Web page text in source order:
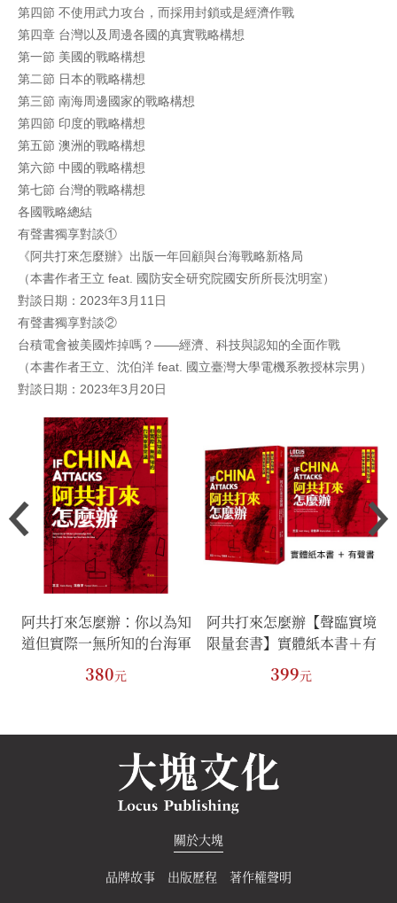
第四節 不使用武力攻台，而採用封鎖或是經濟作戰
第四章 台灣以及周邊各國的真實戰略構想
第一節 美國的戰略構想
第二節 日本的戰略構想
第三節 南海周邊國家的戰略構想
第四節 印度的戰略構想
第五節 澳洲的戰略構想
第六節 中國的戰略構想
第七節 台灣的戰略構想
各國戰略總結
有聲書獨享對談①
《阿共打來怎麼辦》出版一年回顧與台海戰略新格局
（本書作者王立 feat. 國防安全研究院國安所所長沈明室）
對談日期：2023年3月11日
有聲書獨享對談②
台積電會被美國炸掉嗎？——經濟、科技與認知的全面作戰
（本書作者王立、沈伯洋 feat. 國立臺灣大學電機系教授林宗男）
對談日期：2023年3月20日
阿共打來怎麼辦：你以為知
道但實際一無所知的台海軍
事常識
380元
阿共打來怎麼辦【聲臨實境
限量套書】實體紙本書＋有
聲書
399元
關於大塊
品牌故事 出版歷程 著作權聲明